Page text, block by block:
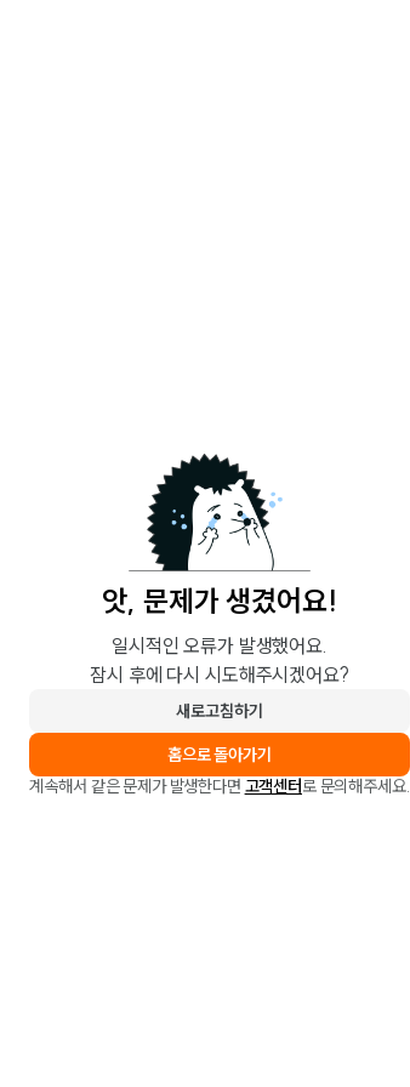
앗, 문제가 생겼어요!
일시적인 오류가 발생했어요.
잠시 후에 다시 시도해주시겠어요?
새로고침하기
홈으로 돌아가기
계속해서 같은 문제가 발생한다면 고객센터로 문의해주세요.